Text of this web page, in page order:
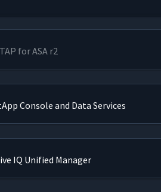
for ASA r2
Console and Data Services
IQ Unified Manager